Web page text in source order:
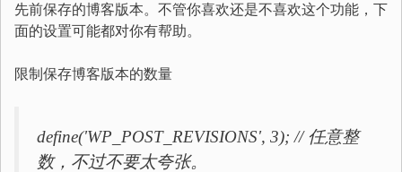
先前保存的博客版本。不管你喜欢还是不喜欢这个功能，下
面的设置可能都对你有帮助。
限制保存博客版本的数量
define('WP_POST_REVISIONS', 3); // 任意整
数，不过不要太夸张。